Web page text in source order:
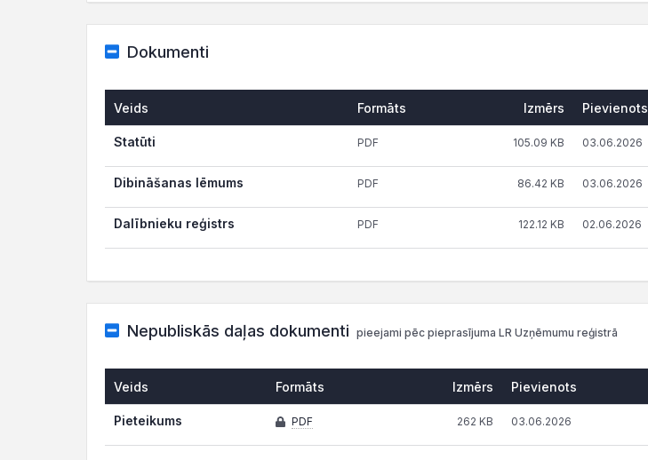
Dokumenti
Veids Formāts Izmērs Pievienots
Statūti PDF 105.09 KB 03.06.2026
Dibināšanas lēmums PDF 86.42 KB 03.06.2026
Dalībnieku reģistrs PDF 122.12 KB 02.06.2026
Nepubliskās daļas dokumenti pieejami pēc pieprasījuma LR Uzņēmumu reģistrā
Veids Formāts Izmērs Pievienots
Pieteikums PDF 262 KB 03.06.2026